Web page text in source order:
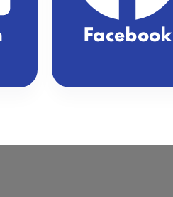
Facebook